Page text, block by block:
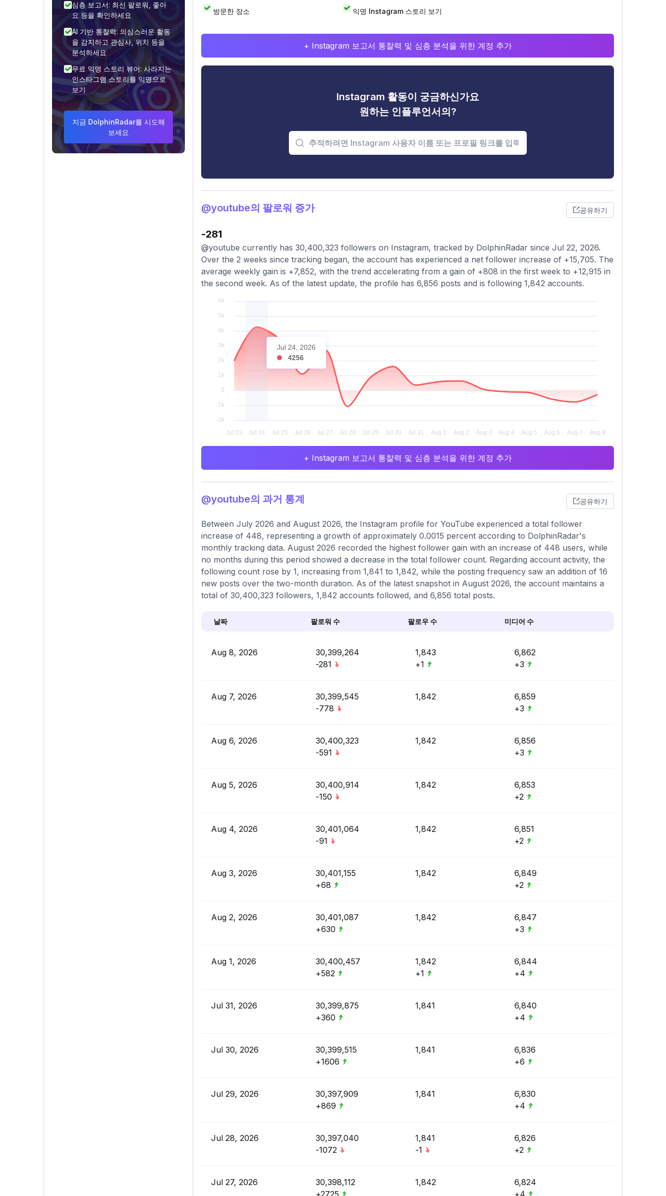
심층 보고서: 최신 팔로워, 좋아
요 등을 확인하세요
AI 기반 통찰력: 의심스러운 활동
을 감지하고 관심사, 위치 등을
분석하세요
무료 익명 스토리 뷰어: 사라지는
인스타그램 스토리를 익명으로
보기
지금 DolphinRadar를 시도해
보세요
방문한 장소 익명 Instagram 스토리 보기
+ Instagram 보고서 통찰력 및 심층 분석을 위한 계정 추가
Instagram 활동이 궁금하신가요
원하는 인플루언서의?
@youtube의 팔로워 증가 공유하기
-281
@youtube currently has 30,400,323 followers on Instagram, tracked by DolphinRadar since Jul 22, 2026.
Over the 2 weeks since tracking began, the account has experienced a net follower increase of +15,705. The
average weekly gain is +7,852, with the trend accelerating from a gain of +808 in the first week to +12,915 in
the second week. As of the latest update, the profile has 6,856 posts and is following 1,842 accounts.
Jul 24, 2026
4256
+ Instagram 보고서 통찰력 및 심층 분석을 위한 계정 추가
@youtube의 과거 통계 공유하기
Between July 2026 and August 2026, the Instagram profile for YouTube experienced a total follower
increase of 448, representing a growth of approximately 0.0015 percent according to DolphinRadar's
monthly tracking data. August 2026 recorded the highest follower gain with an increase of 448 users, while
no months during this period showed a decrease in the total follower count. Regarding account activity, the
following count rose by 1, increasing from 1,841 to 1,842, while the posting frequency saw an addition of 16
new posts over the two-month duration. As of the latest snapshot in August 2026, the account maintains a
total of 30,400,323 followers, 1,842 accounts followed, and 6,856 total posts.
날짜 팔로워 수 팔로우 수 미디어 수
Aug 8, 2026
30,399,264
-281
1,843
+1
6,862
+3
Aug 7, 2026
30,399,545
-778
1,842
6,859
+3
Aug 6, 2026
30,400,323
-591
1,842
6,856
+3
Aug 5, 2026
30,400,914
-150
1,842
6,853
+2
Aug 4, 2026
30,401,064
-91
1,842
6,851
+2
Aug 3, 2026
30,401,155
+68
1,842
6,849
+2
Aug 2, 2026
30,401,087
+630
1,842
6,847
+3
Aug 1, 2026
30,400,457
+582
1,842
+1
6,844
+4
Jul 31, 2026
30,399,875
+360
1,841
6,840
+4
Jul 30, 2026
30,399,515
+1606
1,841
6,836
+6
Jul 29, 2026
30,397,909
+869
1,841
6,830
+4
Jul 28, 2026
30,397,040
-1072
1,841
-1
6,826
+2
Jul 27, 2026
30,398,112
+2725
1,842
6,824
+4